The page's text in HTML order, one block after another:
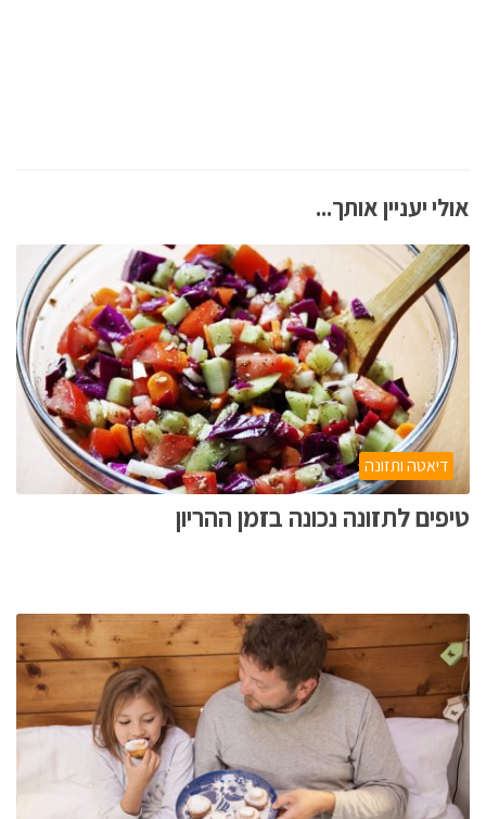
אולי יעניין אותך...
דיאטה ותזונה
טיפים לתזונה נכונה בזמן ההריון